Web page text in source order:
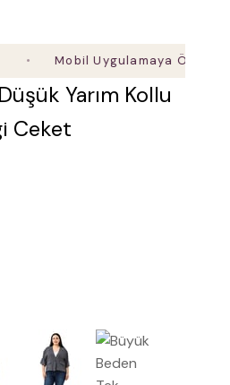
Mobil Uygulamaya Özel Ek %5
Yarım Kollu
Ceket